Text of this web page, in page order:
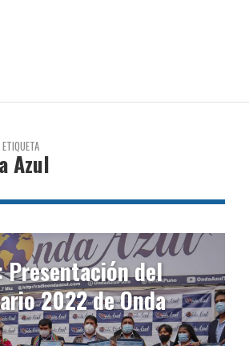
Azul
Presentación del
2022 de Onda